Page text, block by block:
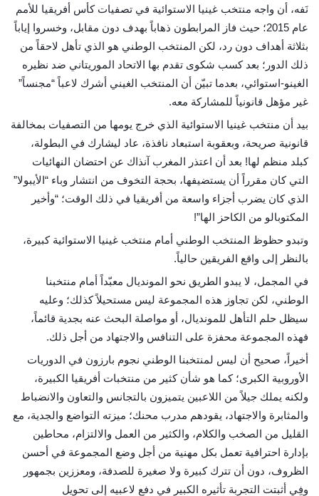
نَفه، أن واجه منتخب غينيا الاستوائية في تصفيات كأس أفريقيا للأمم
عام 2015؛ حيث فاز المرابطون ذهاباً بهدف دون مقابل، وخسروا إياباً
بثلاثة أهداف دون رد، لكن المنتخب الوطني هو الذي تأهل لاحقاً من
ذلك الدور؛ بعد كسب شكوى تقدم بها الاتحاد الموريتاني ضد نظيره
الغينو-استوائي، بعدما تبيّن أن المنتخب الغيني أشرك لاعباً “مجنساً”
غير مؤهل قانونياً للمشاركة معه.
بيد أن منتخب غينيا الاستوائية الذي خرج يومها من التصفيات بمخالفة
قانونية صريحة، وبعقوبة استبعاد نافذة، عاد ليشارك في البطولة،
كبلد منظم لها! بعد أن اعتذر المغرب آنذاك عن احتضان النهائيات
التي كان مقرراً أن يستضيفها، بحجة التخوف من انتشار وباء “الأيبولا”
الذي كان يضرب أجزاء واسعة من أفريقيا في ذلك الوقت؛ “وأخير
المكتوبالو من الكاحز الها”!
وتبدو حظوظ المنتخب الوطني أمام منتخب غينيا الاستوائية كبيرة،
بالنظر إلى واقع الفريقين حالياً.
في المجمل، لا يبدو الطريق نحو المونديال معبّداً أمام منتخبنا
الوطني، لكن تجاوز هذه المجموعة ليس مستحيلاً كذلك؛ وعليه
سيظل حلم التأهل للمونديال، أو مواصلة البحث عنه بجدية قائماً،
فهذه المجموعة محفزة على التنافس والاجتهاد من أجل ذلك.
أخيراً، صحيح أن ليس لمنتخبنا الوطني نجوم بارزون في الدوريات
الأوروبية الكبرى؛ كما هو شأن كثير من منتخبات أفريقيا الكبيرة،
ولكنه يملك جيلاً من اللاعبين يتميزون بالتجانس والتعاون والانضباط
والمثابرة والاجتهاد، يقودهم مدرب محنك؛ ميزته التواضع والجدية، مع
القليل من الصخب والكلام، والكثير من العمل والالتزام، محاطين
بإدارة احترافية تعمل بكل مهنية من أجل وضع المجموعة في أحسن
الظروف، دون أن تترك كبيرة ولا صغيرة للصدفة، ومعززين بجمهور
وفِي أثبتت التجربة تأثيره الكبير في دفع لاعبيه إلى تحويل